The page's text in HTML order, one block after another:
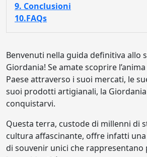
9. Conclusioni
10.FAQs
Benvenuti nella guida definitiva allo
Giordania! Se amate scoprire
Paese attraverso i suoi mercati, le
suoi prodotti artigianali, la
conquistarvi.
Questa terra, custode di millenni di
cultura affascinante, offre infatti
di souvenir unici che